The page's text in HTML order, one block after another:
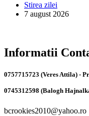
Stirea zilei
7 august 2026
Informatii
0757715723 (Veres Attila) -
0745312598 (Balogh
bcrookies2010@yahoo.ro